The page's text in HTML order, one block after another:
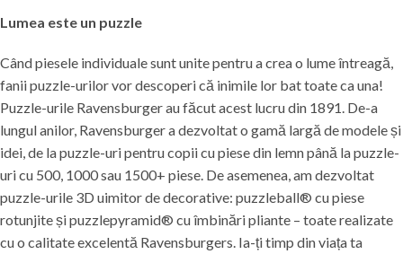
Lumea este un puzzle
Când piesele individuale sunt unite pentru a crea o lume întreagă,
fanii puzzle-urilor vor descoperi că inimile lor bat toate ca una!
Puzzle-urile Ravensburger au făcut acest lucru din 1891. De-a
lungul anilor, Ravensburger a dezvoltat o gamă largă de modele și
idei, de la puzzle-uri pentru copii cu piese din lemn până la puzzle-
uri cu 500, 1000 sau 1500+ piese. De asemenea, am dezvoltat
puzzle-urile 3D uimitor de decorative: puzzleball® cu piese
rotunjite și puzzlepyramid® cu îmbinări pliante – toate realizate
cu o calitate excelentă Ravensburgers. Ia-ți timp din viața ta